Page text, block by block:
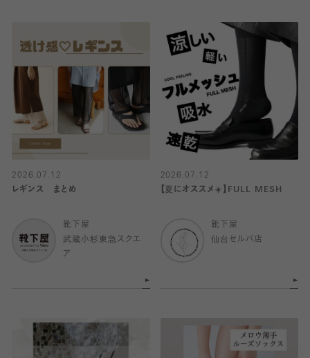
2026.07.12
レギンス まとめ
靴下屋
武蔵小杉東急スクエ
ア
2026.07.12
【夏にオススメ☀️】FULL MESH
靴下屋
仙台セルバ店